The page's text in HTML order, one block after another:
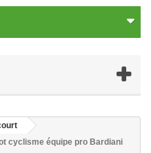
cyclisme équipe pro Bardiani